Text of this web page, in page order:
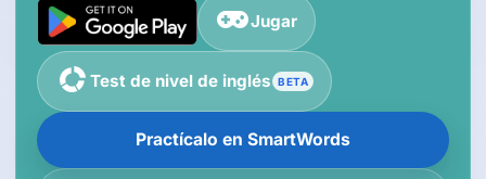
Jugar
Test de nivel de inglés BETA
Practícalo en SmartWords